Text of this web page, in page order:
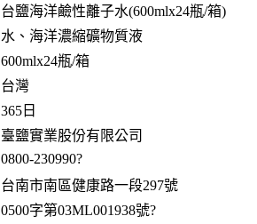
台鹽海洋鹼性離子水(600mlx24瓶/箱)
水、海洋濃縮礦物質液
600mlx24瓶/箱
台灣
365 日
臺鹽實業股份有限公司
0800-230990?
台南市南區健康路一段297號
0500字第03ML001938號?